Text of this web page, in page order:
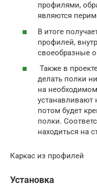
профилями,
являются
В итоге
профилей,
своеобразные
Также в
делать полки
на
устанавливают
потом будет
полки.
находиться на
Каркас из профилей
Установка